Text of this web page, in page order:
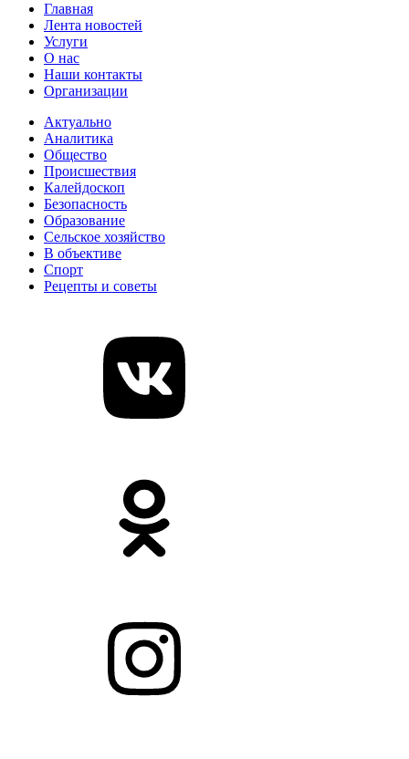
Главная
Лента новостей
Услуги
О нас
Наши контакты
Организации
Актуально
Аналитика
Общество
Происшествия
Калейдоскоп
Безопасность
Образование
Сельское хозяйство
В объективе
Спорт
Рецепты и советы